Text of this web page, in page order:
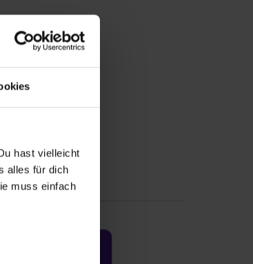
hast vielleicht
alles für dich
muss einfach